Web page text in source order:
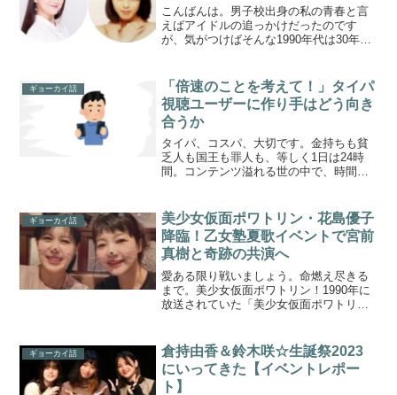
こんばんは。男子校出身の私の青春と言
えばアイドルの追っかけだったのです
が、気がつけばそんな1990年代は30年も
方々とお仕事をすることが増え、「え、
あの人の歌がもう一度聞...
ギョーカイ話
「倍速のことを考えて！」タイパ
視聴ユーザーに作り手はどう向き
合うか
タイパ、コスパ、大切です。金持ちも貧
乏人も国王も罪人も、等しく1日は24時
間。コンテンツ溢れる世の中で、時間の
らの本が話題になり「映画を早送りで観
る人たち ファスト映画...
ギョーカイ話
美少女仮面ポワトリン・花島優子
降臨！乙女塾夏歌イベントで宮前
真樹と奇跡の共演へ
愛ある限り戦いましょう。命燃え尽きる
まで。美少女仮面ポワトリン！1990年に
放送されていた「美少女仮面ポワトリ
のインパクトを覚えていらっしゃるので
はないでしょうか。そ...
ギョーカイ話
倉持由香＆鈴木咲☆生誕祭2023
にいってきた【イベントレポー
ト】